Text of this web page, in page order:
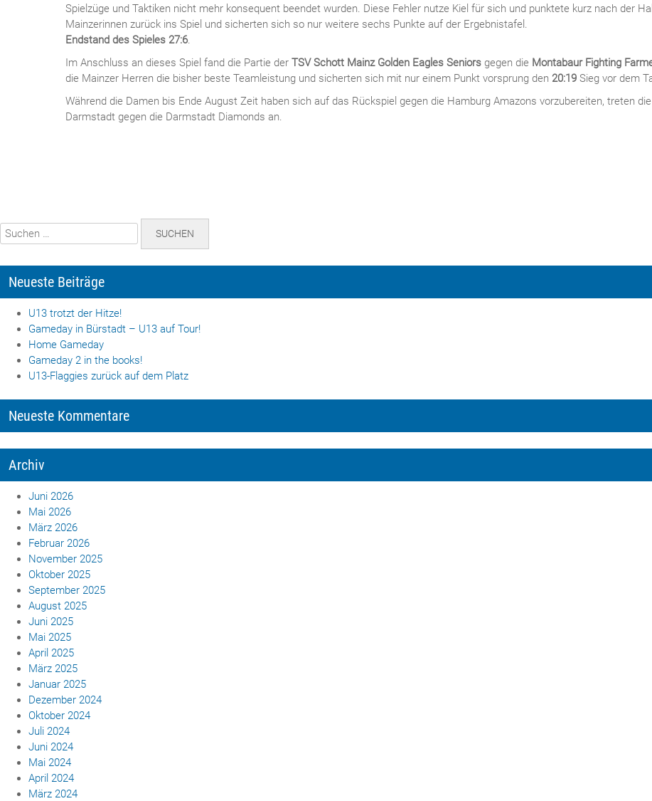
Spielzüge und Taktiken nicht mehr konsequent beendet wurden. Diese Fehler nutze Kiel für sich und punktete kurz nach der
Mainzerinnen zurück ins Spiel und sicherten sich so nur weitere sechs Punkte auf der Ergebnistafel.
Endstand des Spieles 27:6.
Im Anschluss an dieses Spiel fand die Partie der TSV Schott Mainz Golden Eagles Seniors gegen die Montabaur Fighting
die Mainzer Herren die bisher beste Teamleistung und sicherten sich mit nur einem Punkt vorsprung den 20:19 Sieg vor dem
Während die Damen bis Ende August Zeit haben sich auf das Rückspiel gegen die Hamburg Amazons vorzubereiten, treten
Darmstadt gegen die Darmstadt Diamonds an.
Suchen
nach:
Neueste Beiträge
U13 trotzt der Hitze!
Gameday in Bürstadt – U13 auf Tour!
Home Gameday
Gameday 2 in the books!
U13-Flaggies zurück auf dem Platz
Neueste Kommentare
Archiv
Juni 2026
Mai 2026
März 2026
Februar 2026
November 2025
Oktober 2025
September 2025
August 2025
Juni 2025
Mai 2025
April 2025
März 2025
Januar 2025
Dezember 2024
Oktober 2024
Juli 2024
Juni 2024
Mai 2024
April 2024
März 2024